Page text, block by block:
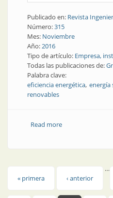
Publicado en: Revista
Número:315
Mes: Noviembre
Año:2016
Tipo de artículo: Empresa,
Todas las publicaciones de:
Palabra clave:
eficiencia energética energía
renovables
Read moreabout Empresa |
Páginas
« primera ‹ anterior
…